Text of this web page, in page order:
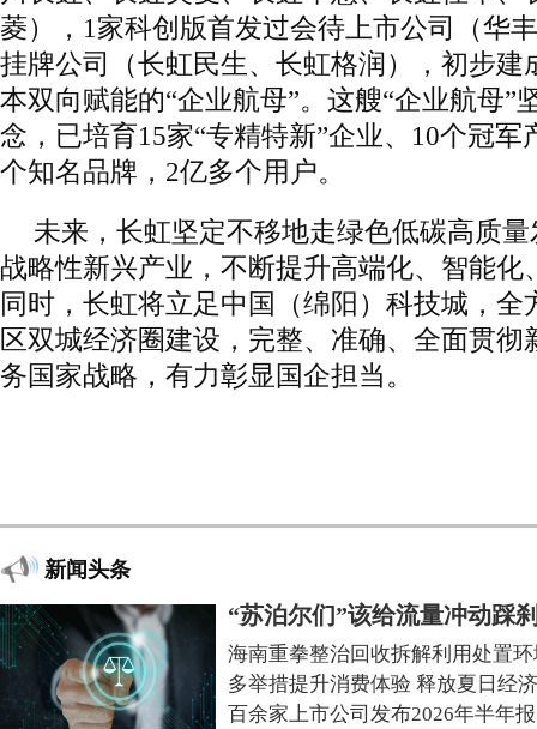
菱），1家科创版首发过会待上市公司（华
挂牌公司（长虹民生、长虹格润），初步建
本双向赋能的“企业航母”。这艘“企业航母”
念，已培育15家“专精特新”企业、10个冠军
个知名品牌，2亿多个用户。
未来，长虹坚定不移地走绿色低碳高质
战略性新兴产业，不断提升高端化、智能化
同时，长虹将立足中国（绵阳）科技城，全
区双城经济圈建设，完整、准确、全面贯彻
务国家战略，有力彰显国企担当。
新闻头条
“苏泊尔们”该给流量冲动踩
海南重拳整治回收拆解利用处置
多举措提升消费体验 释放夏日经
百余家上市公司发布2026年半年报